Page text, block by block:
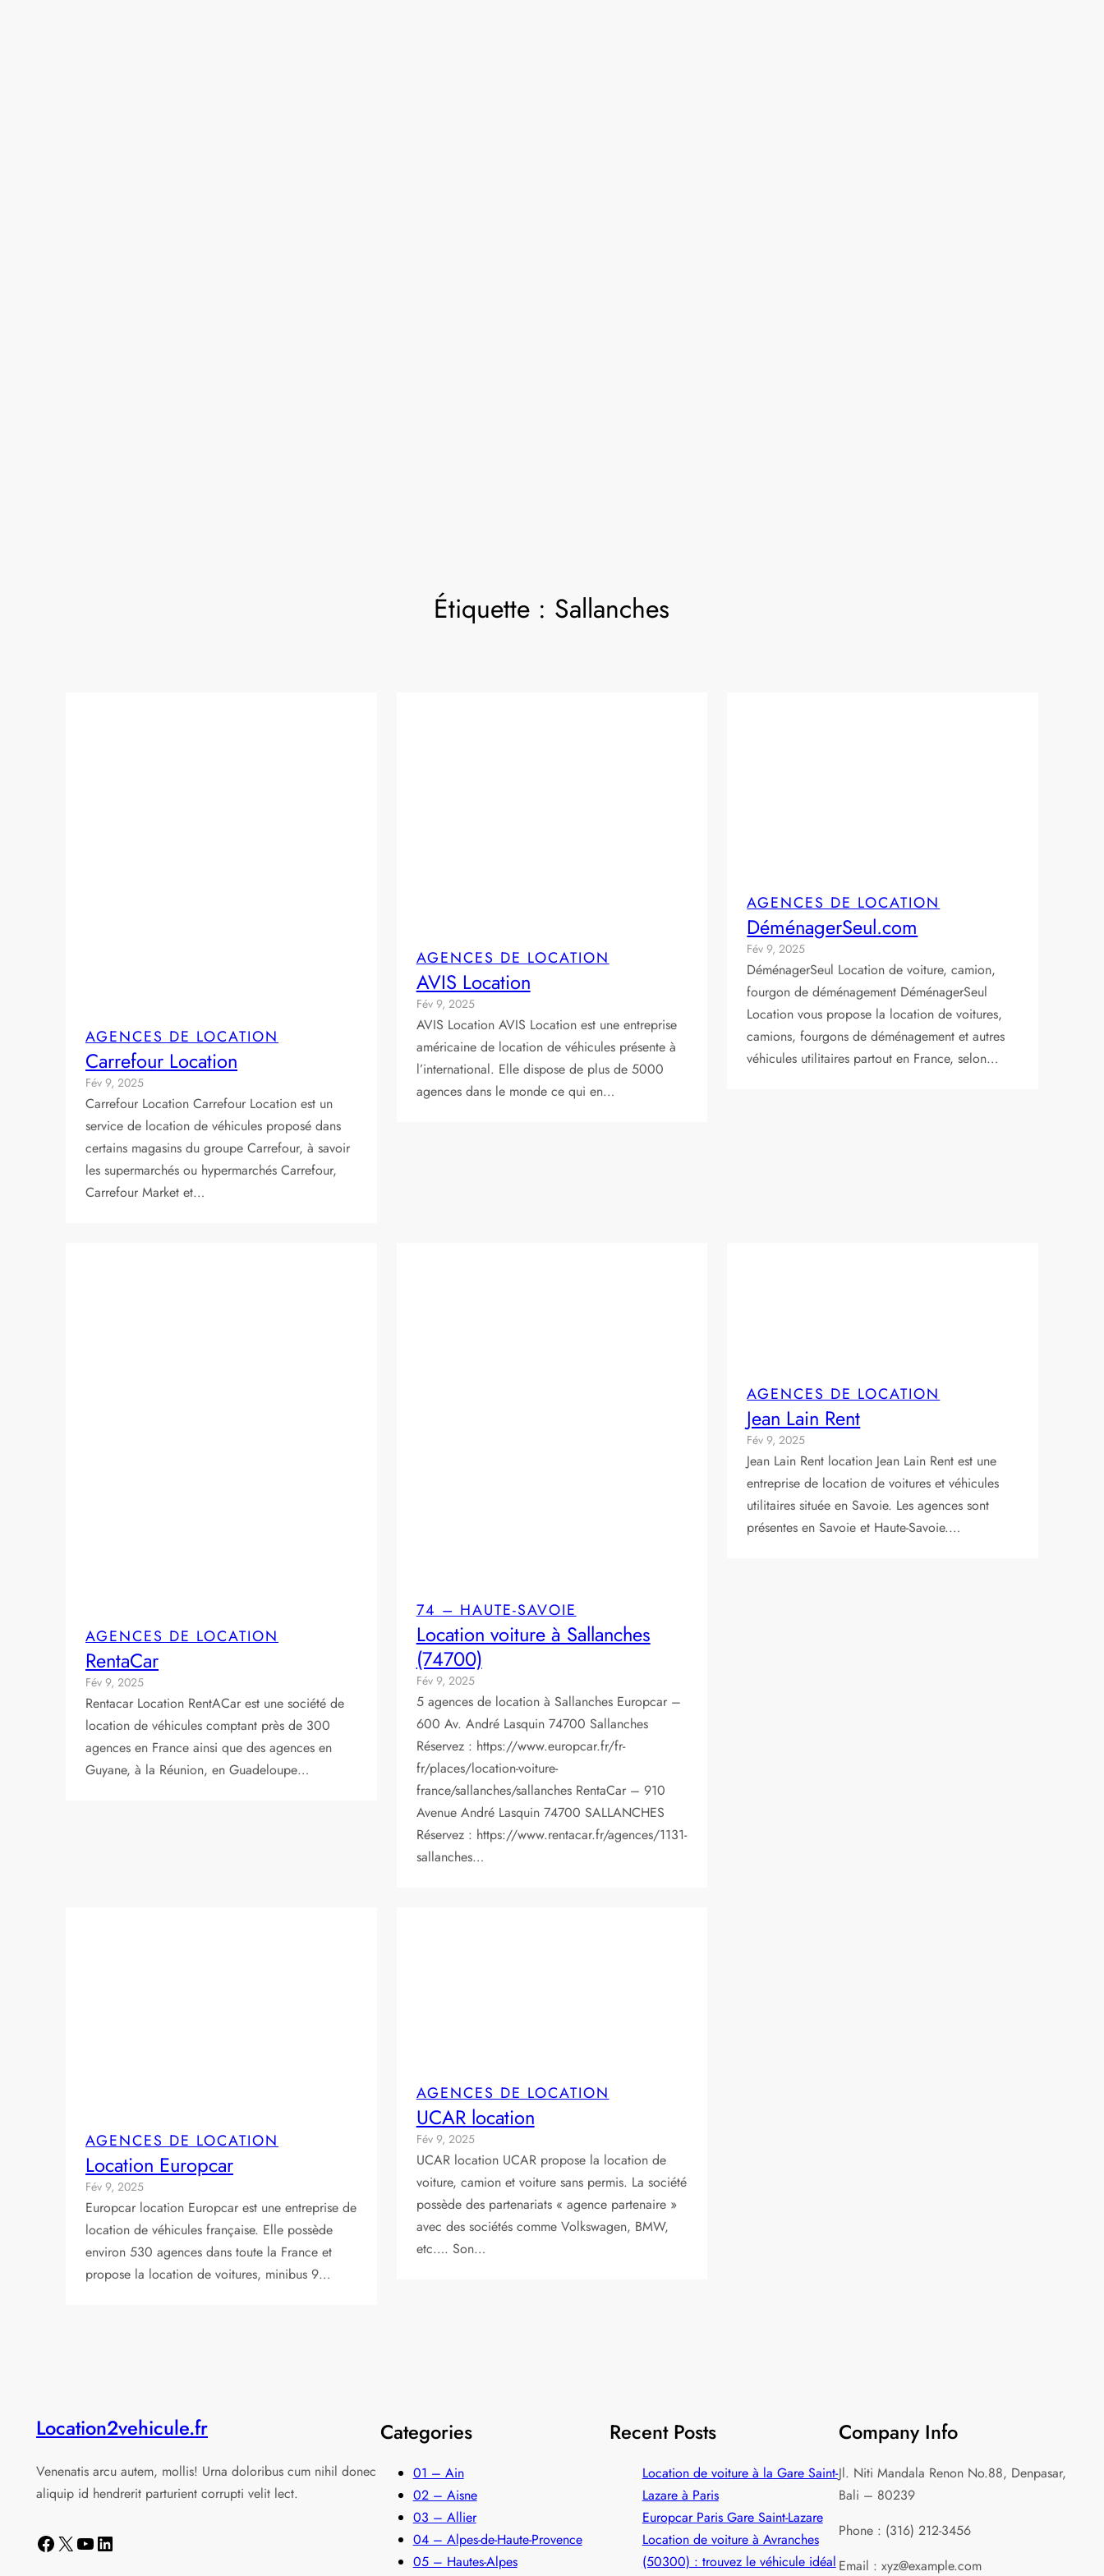
Étiquette : Sallanches
AGENCES DE LOCATION
Carrefour Location
Fév 9, 2025
Carrefour Location Carrefour Location est un
service de location de véhicules proposé dans
certains magasins du groupe Carrefour, à savoir
les supermarchés ou hypermarchés Carrefour,
Carrefour Market et…
AGENCES DE LOCATION
AVIS Location
Fév 9, 2025
AVIS Location AVIS Location est une entreprise
américaine de location de véhicules présente à
l’international. Elle dispose de plus de 5000
agences dans le monde ce qui en…
AGENCES DE LOCATION
DéménagerSeul.com
Fév 9, 2025
DéménagerSeul Location de voiture, camion,
fourgon de déménagement DéménagerSeul
Location vous propose la location de voitures,
camions, fourgons de déménagement et autres
véhicules utilitaires partout en France, selon…
AGENCES DE LOCATION
RentaCar
Fév 9, 2025
Rentacar Location RentACar est une société de
location de véhicules comptant près de 300
agences en France ainsi que des agences en
Guyane, à la Réunion, en Guadeloupe…
74 – HAUTE-SAVOIE
Location voiture à Sallanches
(74700)
Fév 9, 2025
5 agences de location à Sallanches Europcar –
600 Av. André Lasquin 74700 Sallanches
Réservez : https://www.europcar.fr/fr-
fr/places/location-voiture-
france/sallanches/sallanches RentaCar – 910
Avenue André Lasquin 74700 SALLANCHES
Réservez : https://www.rentacar.fr/agences/1131-
sallanches…
AGENCES DE LOCATION
Jean Lain Rent
Fév 9, 2025
Jean Lain Rent location Jean Lain Rent est une
entreprise de location de voitures et véhicules
utilitaires située en Savoie. Les agences sont
présentes en Savoie et Haute-Savoie.…
AGENCES DE LOCATION
Location Europcar
Fév 9, 2025
Europcar location Europcar est une entreprise de
location de véhicules française. Elle possède
environ 530 agences dans toute la France et
propose la location de voitures, minibus 9…
AGENCES DE LOCATION
UCAR location
Fév 9, 2025
UCAR location UCAR propose la location de
voiture, camion et voiture sans permis. La société
possède des partenariats « agence partenaire »
avec des sociétés comme Volkswagen, BMW,
etc…. Son…
Location2vehicule.fr
Venenatis arcu autem, mollis! Urna doloribus cum nihil donec
aliquip id hendrerit parturient corrupti velit lect.
Facebook X YouTube LinkedIn
Categories
01 – Ain
02 – Aisne
03 – Allier
04 – Alpes-de-Haute-Provence
05 – Hautes-Alpes
Recent Posts
Location de voiture à la Gare Saint-
Lazare à Paris
Europcar Paris Gare Saint‑Lazare
Location de voiture à Avranches
(50300) : trouvez le véhicule idéal
Company Info
Jl. Niti Mandala Renon No.88, Denpasar,
Bali – 80239
Phone : (316) 212-3456
Email : xyz@example.com